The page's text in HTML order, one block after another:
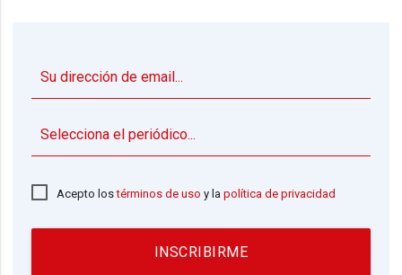
Acepto lostérminos de uso y lapolítica de privacidad
INSCRIBIRME